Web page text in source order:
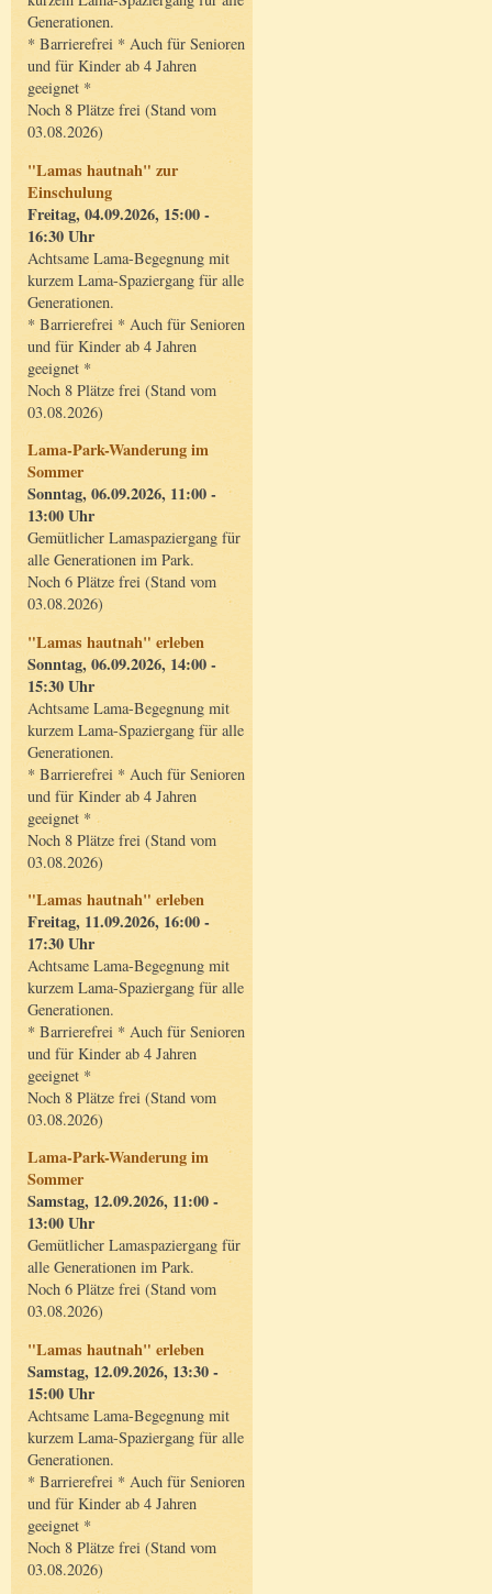
Generationen.
* Barrierefrei * Auch für Senioren
und für Kinder ab 4 Jahren
geeignet *
Noch 8 Plätze frei (Stand vom
03.08.2026)
"Lamas hautnah" zur
Einschulung
Freitag, 04.09.2026, 15:00 -
16:30 Uhr
Achtsame Lama-Begegnung mit
kurzem Lama-Spaziergang für alle
Generationen.
* Barrierefrei * Auch für Senioren
und für Kinder ab 4 Jahren
geeignet *
Noch 8 Plätze frei (Stand vom
03.08.2026)
Lama-Park-Wanderung im
Sommer
Sonntag, 06.09.2026, 11:00 -
13:00 Uhr
Gemütlicher Lamaspaziergang für
alle Generationen im Park.
Noch 6 Plätze frei (Stand vom
03.08.2026)
"Lamas hautnah" erleben
Sonntag, 06.09.2026, 14:00 -
15:30 Uhr
Achtsame Lama-Begegnung mit
kurzem Lama-Spaziergang für alle
Generationen.
* Barrierefrei * Auch für Senioren
und für Kinder ab 4 Jahren
geeignet *
Noch 8 Plätze frei (Stand vom
03.08.2026)
"Lamas hautnah" erleben
Freitag, 11.09.2026, 16:00 -
17:30 Uhr
Achtsame Lama-Begegnung mit
kurzem Lama-Spaziergang für alle
Generationen.
* Barrierefrei * Auch für Senioren
und für Kinder ab 4 Jahren
geeignet *
Noch 8 Plätze frei (Stand vom
03.08.2026)
Lama-Park-Wanderung im
Sommer
Samstag, 12.09.2026, 11:00 -
13:00 Uhr
Gemütlicher Lamaspaziergang für
alle Generationen im Park.
Noch 6 Plätze frei (Stand vom
03.08.2026)
"Lamas hautnah" erleben
Samstag, 12.09.2026, 13:30 -
15:00 Uhr
Achtsame Lama-Begegnung mit
kurzem Lama-Spaziergang für alle
Generationen.
* Barrierefrei * Auch für Senioren
und für Kinder ab 4 Jahren
geeignet *
Noch 8 Plätze frei (Stand vom
03.08.2026)